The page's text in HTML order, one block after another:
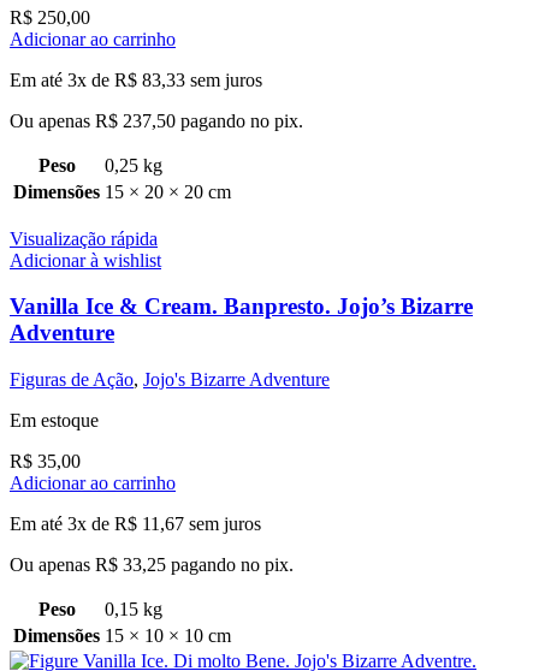
R$ 250,00
Adicionar ao carrinho
Em até 3x de R$ 83,33 sem juros
Ou apenas R$ 237,50 pagando no pix.
Peso
0,25 kg
Dimensões 15 × 20 × 20 cm
Visualização rápida
Adicionar à wishlist
Vanilla Ice & Cream. Banpresto. Jojo’s Bizarre
Adventure
Figuras de Ação, Jojo's Bizarre Adventure
Em estoque
R$ 35,00
Adicionar ao carrinho
Em até 3x de R$ 11,67 sem juros
Ou apenas R$ 33,25 pagando no pix.
Peso
0,15 kg
Dimensões 15 × 10 × 10 cm